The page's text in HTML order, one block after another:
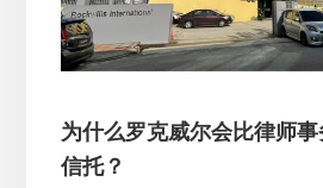
为什么罗克威尔会比律师
信托？